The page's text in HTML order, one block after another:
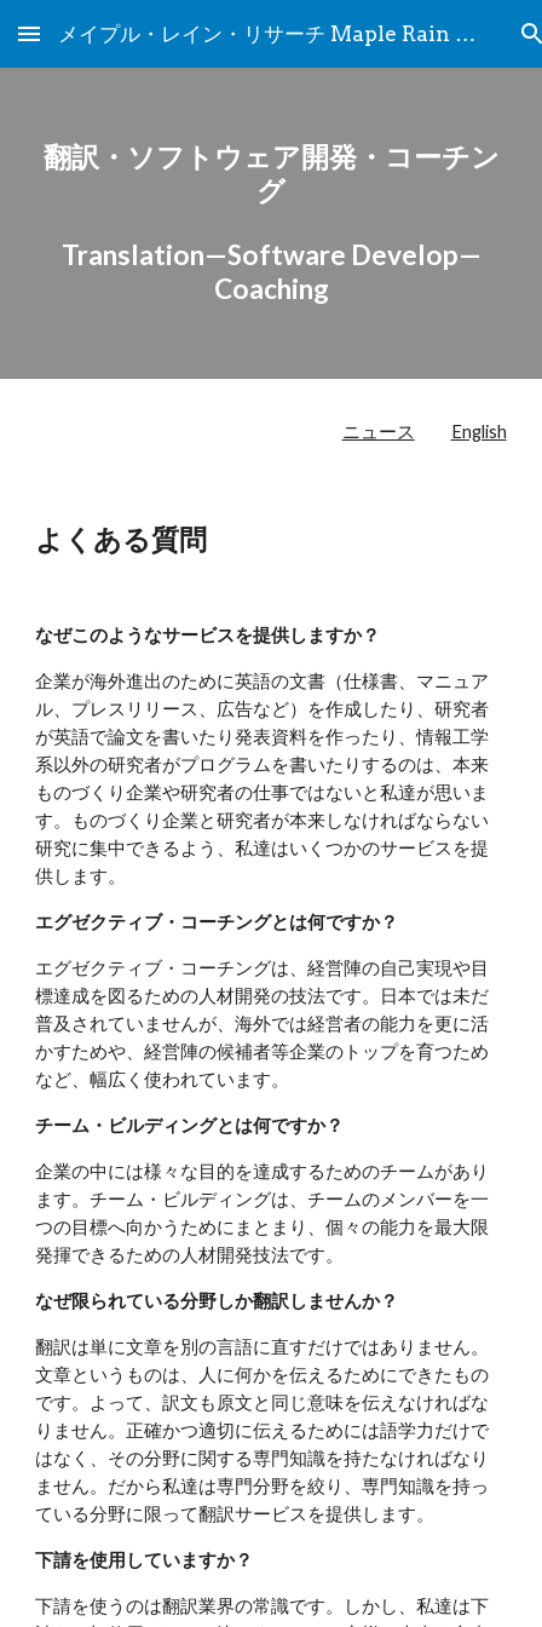
Skip to main content Skip to navigation
メイプル・レイン・リサーチ Maple Rain Research
翻訳・ソフトウェア開発・コーチン
グ
Translation—Software Develop—
Coaching
ニュース English
よくある質問
なぜこのようなサービスを提供しますか？
企業が海外進出のために英語の文書（仕様書、マニュア
ル、プレスリリース、広告など）を作成したり、研究者
が英語で論文を書いたり発表資料を作ったり、情報工学
系以外の研究者がプログラムを書いたりするのは、本来
ものづくり企業や研究者の仕事ではないと私達が思いま
す。ものづくり企業と研究者が本来しなければならない
研究に集中できるよう、私達はいくつかのサービスを提
供します。
エグゼクティブ・コーチングとは何ですか？
エグゼクティブ・コーチングは、経営陣の自己実現や目
標達成を図るための人材開発の技法です。日本では未だ
普及されていませんが、海外では経営者の能力を更に活
かすためや、経営陣の候補者等企業のトップを育つため
など、幅広く使われています。
チーム・ビルディングとは何ですか？
企業の中には様々な目的を達成するためのチームがあり
ます。チーム・ビルディングは、チームのメンバーを一
つの目標へ向かうためにまとまり、個々の能力を最大限
発揮できるための人材開発技法です。
なぜ限られている分野しか翻訳しませんか？
翻訳は単に文章を別の言語に直すだけではありません。
文章というものは、人に何かを伝えるためにできたもの
です。よって、訳文も原文と同じ意味を伝えなければな
りません。正確かつ適切に伝えるためには語学力だけで
はなく、その分野に関する専門知識を持たなければなり
ません。だから私達は専門分野を絞り、専門知識を持っ
ている分野に限って翻訳サービスを提供します。
下請を使用していますか？
下請を使うのは翻訳業界の常識です。しかし、私達は下